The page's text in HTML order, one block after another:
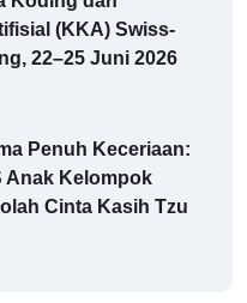
(KKA) Swiss-
22–25 Juni 2026
Penuh Keceriaan:
Anak Kelompok
Cinta Kasih Tzu